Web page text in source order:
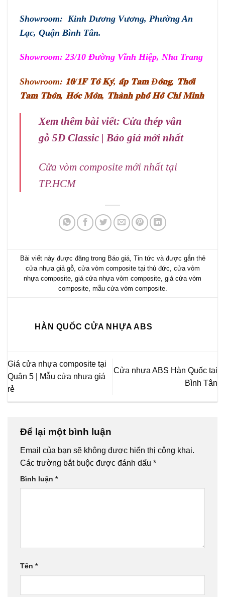
Showroom: Kinh Dương Vương, Phường An
Lạc, Quận Bình Tân.
Showroom: 23/10 Đường Vĩnh Hiệp, Nha Trang
Showroom: 𝟏𝟎/𝟏𝐅 𝐓𝐨̂ 𝐊𝐲́, 𝐚̂́𝐩 𝐓𝐚𝐦 Đ𝐨̂𝐧𝐠, 𝐓𝐡𝐨̛́𝐢
𝐓𝐚𝐦 𝐓𝐡𝐨̂𝐧, 𝐇𝐨́𝐜 𝐌𝐨̂𝐧, 𝐓𝐡𝐚̀𝐧𝐡 𝐩𝐡𝐨̂́ 𝐇𝐨̂̀ 𝐂𝐡𝐢́ 𝐌𝐢𝐧𝐡
Xem thêm bài viết: Cửa thép vân
gỗ 5D Classic | Báo giá mới nhất
Cửa vòm composite mới nhất tại
TP.HCM
Bài viết này được đăng trong Báo giá, Tin tức và được gắn thẻ
cửa nhựa giả gỗ, cửa vòm composite tại thủ đức cửa vòm
nhựa composite giá cửa nhựa vòm composite giá cửa vòm
composite, mẫu cửa vòm composite.
HÀN QUỐC CỬA NHỰA ABS
Giá cửa nhựa composite tại
Quận 5 | Mẫu cửa nhựa giá
rẻ
Cửa nhựa ABS Hàn Quốc tại
Bình Tân
Để lại một bình luận
Email của bạn sẽ không được hiển thị công khai.
Các trường bắt buộc được đánh dấu *
Bình luận *
Tên *